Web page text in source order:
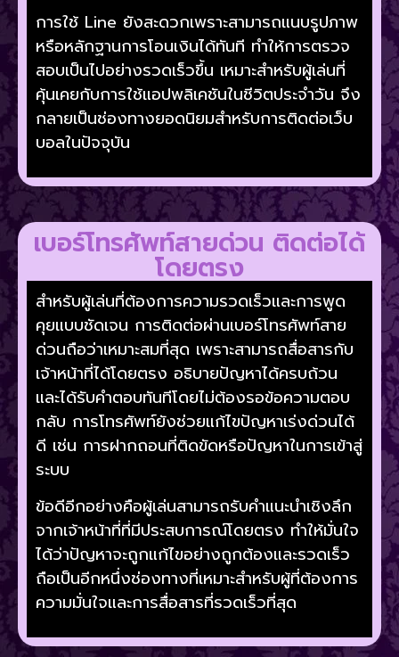
การใช้ Line ยังสะดวกเพราะสามารถแนบรูปภาพ
หรือหลักฐานการโอนเงินได้ทันที ทำให้การตรวจ
สอบเป็นไปอย่างรวดเร็วขึ้น เหมาะสำหรับผู้เล่นที่
คุ้นเคยกับการใช้แอปพลิเคชันในชีวิตประจำวัน จึง
กลายเป็นช่องทางยอดนิยมสำหรับการติดต่อเว็บ
บอลในปัจจุบัน
เบอร์โทรศัพท์สายด่วน ติดต่อได้
โดยตรง
สำหรับผู้เล่นที่ต้องการความรวดเร็วและการพูด
คุยแบบชัดเจน การติดต่อผ่านเบอร์โทรศัพท์สาย
ด่วนถือว่าเหมาะสมที่สุด เพราะสามารถสื่อสารกับ
เจ้าหน้าที่ได้โดยตรง อธิบายปัญหาได้ครบถ้วน
และได้รับคำตอบทันทีโดยไม่ต้องรอข้อความตอบ
กลับ การโทรศัพท์ยังช่วยแก้ไขปัญหาเร่งด่วนได้
ดี เช่น การฝากถอนที่ติดขัดหรือปัญหาในการเข้าสู่
ระบบ
ข้อดีอีกอย่างคือผู้เล่นสามารถรับคำแนะนำเชิงลึก
จากเจ้าหน้าที่ที่มีประสบการณ์โดยตรง ทำให้มั่นใจ
ได้ว่าปัญหาจะถูกแก้ไขอย่างถูกต้องและรวดเร็ว
ถือเป็นอีกหนึ่งช่องทางที่เหมาะสำหรับผู้ที่ต้องการ
ความมั่นใจและการสื่อสารที่รวดเร็วที่สุด